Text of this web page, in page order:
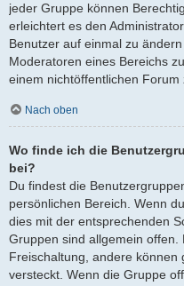
jeder Gruppe können
erleichtert es den
Benutzer auf einmal zu
Moderatoren eines Bereichs
einem nichtöffentlichen Forum
Nach oben
Wo finde ich die
bei?
Du findest die
persönlichen Bereich. Wenn
dies mit der entsprechenden
Gruppen sind allgemein
Freischaltung, andere können
versteckt. Wenn die Gruppe